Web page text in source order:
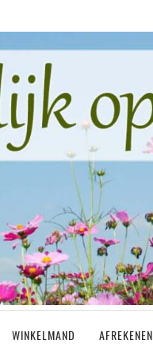
WINKELMAND AFREKENEN